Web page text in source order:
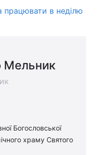
в неділю
Мельник
Богословської
храму Святого